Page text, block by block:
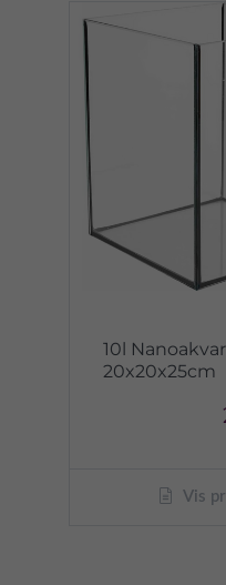
10l
20x20x25cm
Vis